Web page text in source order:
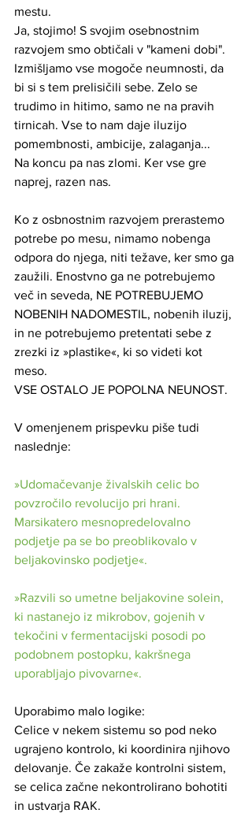
mestu.
Ja, stojimo! S svojim osebnostnim
razvojem smo obtičali v "kameni dobi".
Izmišljamo vse mogoče neumnosti, da
bi si s tem prelisičili sebe. Zelo se
trudimo in hitimo, samo ne na pravih
tirnicah. Vse to nam daje iluzijo
pomembnosti, ambicije, zalaganja...
Na koncu pa nas zlomi. Ker vse gre
naprej, razen nas.
Ko z osbnostnim razvojem prerastemo
potrebe po mesu, nimamo nobenga
odpora do njega, niti težave, ker smo ga
zaužili. Enostvno ga ne potrebujemo
več in seveda, NE POTREBUJEMO
NOBENIH NADOMESTIL, nobenih iluzij,
in ne potrebujemo pretentati sebe z
zrezki iz »plastike«, ki so videti kot
meso.
VSE OSTALO JE POPOLNA NEUNOST.
V omenjenem prispevku piše tudi
naslednje:
»Udomačevanje živalskih celic bo
povzročilo revolucijo pri hrani.
Marsikatero mesnopredelovalno
podjetje pa se bo preoblikovalo v
beljakovinsko podjetje«.
»Razvili so umetne beljakovine solein,
ki nastanejo iz mikrobov, gojenih v
tekočini v fermentacijski posodi po
podobnem postopku, kakršnega
uporabljajo pivovarne«.
Uporabimo malo logike:
Celice v nekem sistemu so pod neko
ugrajeno kontrolo, ki koordinira njihovo
delovanje. Če zakaže kontrolni sistem,
se celica začne nekontrolirano bohotiti
in ustvarja RAK.